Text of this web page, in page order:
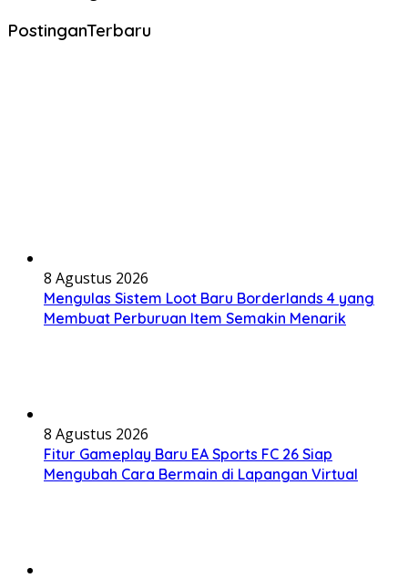
PostinganTerbaru
8 Agustus 2026
Mengulas Sistem Loot Baru Borderlands 4 yang
Membuat Perburuan Item Semakin Menarik
8 Agustus 2026
Fitur Gameplay Baru EA Sports FC 26 Siap
Mengubah Cara Bermain di Lapangan Virtual